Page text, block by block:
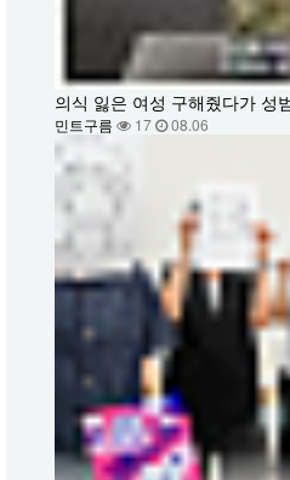
의식 잃은 여성 구해줬다가 성
민트구름 17 08.06